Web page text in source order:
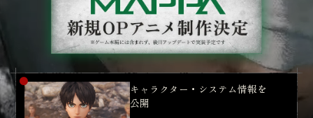
FOLLOW US
キャラクター・システム情報を
公開